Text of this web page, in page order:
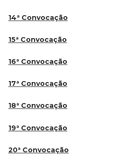
14ª Convocação
15ª Convocação
16ª Convocação
17ª Convocação
18ª Convocação
19ª Convocação
20ª Convocação